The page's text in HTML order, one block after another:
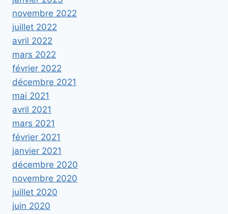
novembre 2022
juillet 2022
avril 2022
mars 2022
février 2022
décembre 2021
mai 2021
avril 2021
mars 2021
février 2021
janvier 2021
décembre 2020
novembre 2020
juillet 2020
juin 2020